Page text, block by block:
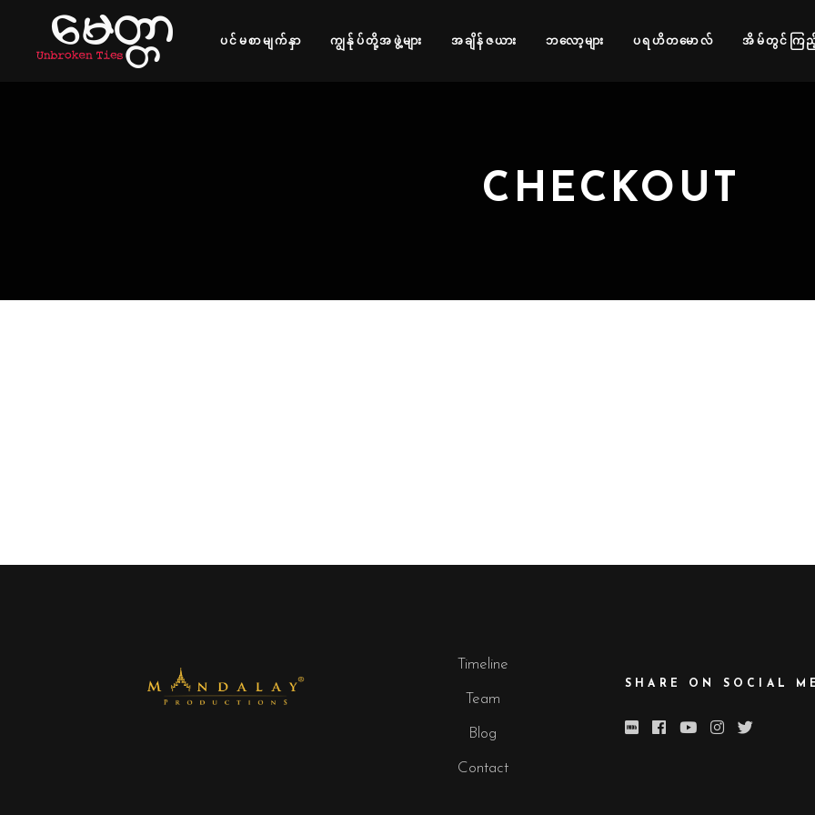
ပင်မစာမျက်နှာ ကျွန်ုပ်တို့အဖွဲ့များ အချိန်ဇယား ဘလော့များ ပရဟိတမောလ် အိမ်တွင်ကြ
CHECKOUT
Timeline
Team
Blog
Contact
SHARE ON SOCIAL